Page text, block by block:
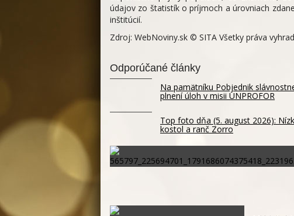
údajov zo štatistík o príjmoch a úrovniach
inštitúcií.
Zdroj: WebNoviny.sk © SITA Všetky práva
Odporúčané články
Na pamätníku Pobjednik
plnení úloh v misii UNPROFOR
Top foto dňa (5. august 2026):
kostol a ranč Zorro